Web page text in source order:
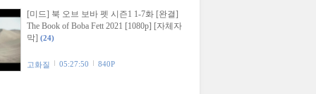
[미드] 북 오브 보바 펫 시즌1 1-7화 [완결]
The Book of Boba Fett 2021 [1080p] [자체자
막] (24)
고화질 05:27:50 840P